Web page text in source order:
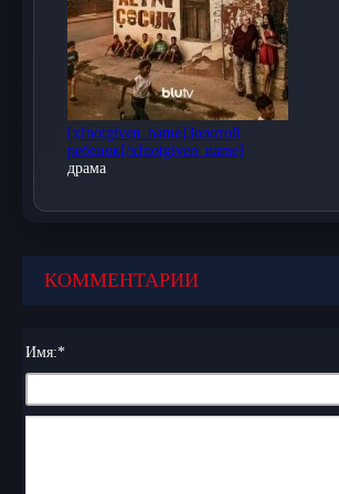
[xfnotgiven_name]Золотой
ребенок[/xfnotgiven_name]
драма
КОММЕНТАРИИ
Имя:*